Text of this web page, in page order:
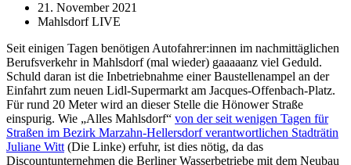
21. November 2021
Mahlsdorf LIVE
Seit einigen Tagen benötigen Autofahrer:innen im nachmittäglichen
Berufsverkehr in Mahlsdorf (mal wieder) gaaaaanz viel Geduld.
Schuld daran ist die Inbetriebnahme einer Baustellenampel an der
Einfahrt zum neuen Lidl-Supermarkt am Jacques-Offenbach-Platz.
Für rund 20 Meter wird an dieser Stelle die Hönower Straße
einspurig. Wie „Alles Mahlsdorf“ von der seit wenigen Tagen für
Straßen im Bezirk Marzahn-Hellersdorf verantwortlichen Stadträtin
Juliane Witt(Die Linke) erfuhr, ist dies nötig, da das
Discountunternehmen die Berliner Wasserbetriebe mit dem Neubau